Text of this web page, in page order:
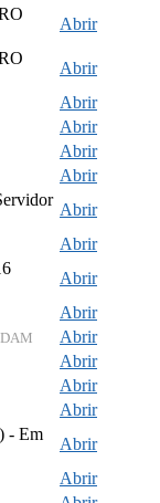
Abrir
Abrir
Abrir
Abrir
Abrir
Abrir
Abrir
Abrir
Abrir
Abrir
Abrir
Abrir
Abrir
Abrir
- Em
Abrir
Abrir